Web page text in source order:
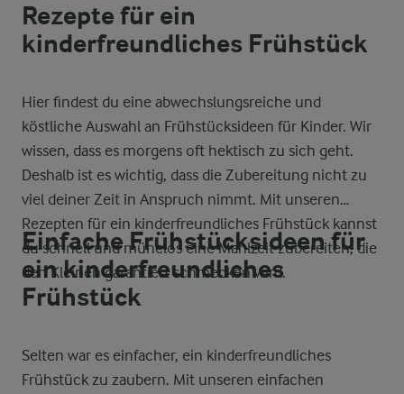
Rezepte für ein
kinderfreundliches Frühstück
Hier findest du eine abwechslungsreiche und
köstliche Auswahl an Frühstücksideen für Kinder. Wir
wissen, dass es morgens oft hektisch zu sich geht.
Deshalb ist es wichtig, dass die Zubereitung nicht zu
viel deiner Zeit in Anspruch nimmt. Mit unseren
Rezepten für ein kinderfreundliches Frühstück kannst
du schnell und mühelos eine Mahlzeit zubereiten, die
den Kleinen garantiert schmecken wird.
Einfache Frühstücksideen für
ein kinderfreundliches
Frühstück
Selten war es einfacher, ein kinderfreundliches
Frühstück zu zaubern. Mit unseren einfachen